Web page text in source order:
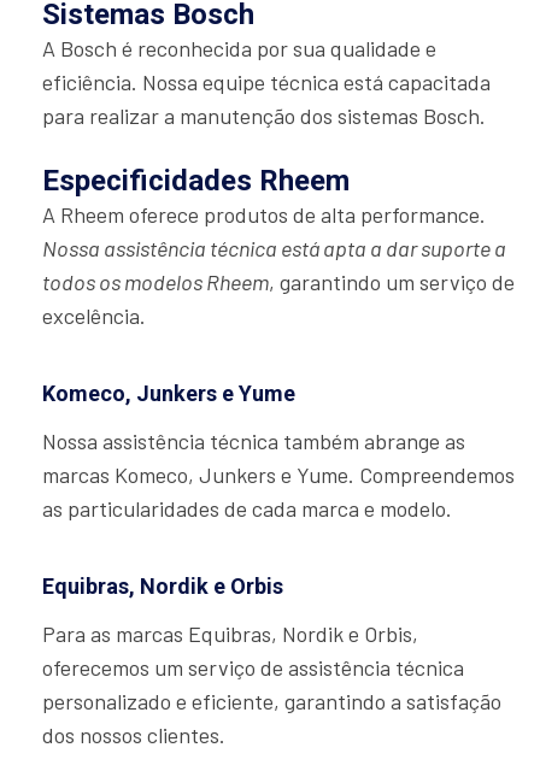
Sistemas Bosch
A Bosch é reconhecida por sua qualidade e
eficiência. Nossa equipe técnica está capacitada
para realizar a manutenção dos sistemas Bosch.
Especificidades Rheem
A Rheem oferece produtos de alta performance.
Nossa assistência técnica está apta a dar suporte a
todos os modelos Rheem, garantindo um serviço de
excelência.
Komeco, Junkers e Yume
Nossa assistência técnica também abrange as
marcas Komeco, Junkers e Yume. Compreendemos
as particularidades de cada marca e modelo.
Equibras, Nordik e Orbis
Para as marcas Equibras, Nordik e Orbis,
oferecemos um serviço de assistência técnica
personalizado e eficiente, garantindo a satisfação
dos nossos clientes.